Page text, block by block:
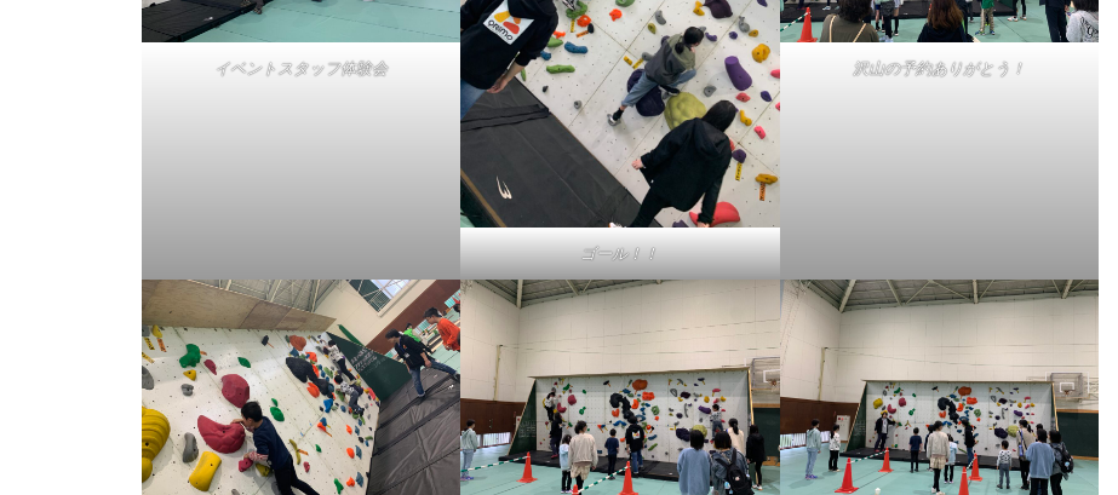
イベントスタッフ体験会
ゴール！！
沢山の予約ありがとう！